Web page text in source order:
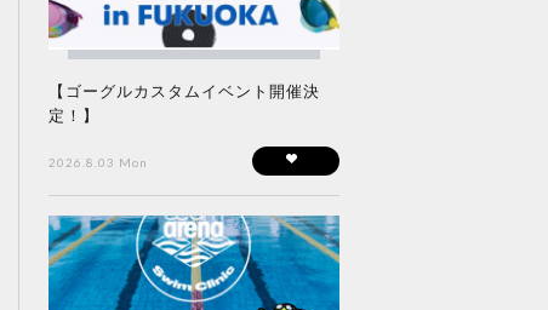
【ゴーグルカスタムイベント開催決
定！】
2026.8.03 Mon